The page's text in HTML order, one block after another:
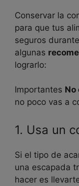
Conservar la
para que tus
seguros
algunas
lograrlo:
Importantes No
no poco vas a
1. Usa un
Si el tipo de
una escapada
hacer es